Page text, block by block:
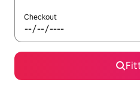
Checkout